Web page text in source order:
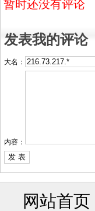
暂时还没有评论
发表我的评论
大名：
内容：
网站首页